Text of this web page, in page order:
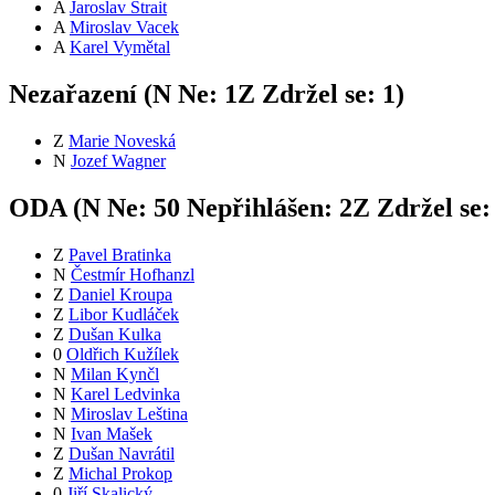
A Jaroslav Štrait
A Miroslav Vacek
A Karel Vymětal
Nezařazení (N Ne: 1Z Zdržel se: 1)
Z Marie Noveská
N Jozef Wagner
ODA (N Ne: 50 Nepřihlášen: 2Z Zdržel se:
Z Pavel Bratinka
N Čestmír Hofhanzl
Z Daniel Kroupa
Z Libor Kudláček
Z Dušan Kulka
0 Oldřich Kužílek
N Milan Kynčl
N Karel Ledvinka
N Miroslav Leština
N Ivan Mašek
Z Dušan Navrátil
Z Michal Prokop